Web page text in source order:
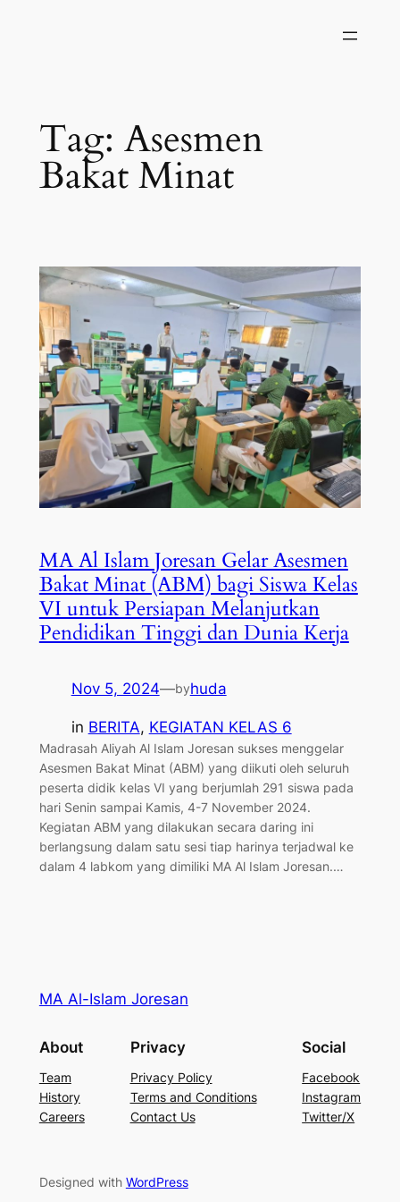
Tag: Asesmen
Bakat Minat
MA Al Islam Joresan Gelar Asesmen
Bakat Minat (ABM) bagi Siswa Kelas
VI untuk Persiapan Melanjutkan
Pendidikan Tinggi dan Dunia Kerja
Nov 5, 2024—byhuda
in BERITA, KEGIATAN KELAS 6
Madrasah Aliyah Al Islam Joresan sukses menggelar
Asesmen Bakat Minat (ABM) yang diikuti oleh seluruh
peserta didik kelas VI yang berjumlah 291 siswa pada
hari Senin sampai Kamis, 4-7 November 2024.
Kegiatan ABM yang dilakukan secara daring ini
berlangsung dalam satu sesi tiap harinya terjadwal ke
dalam 4 labkom yang dimiliki MA Al Islam Joresan.…
MA Al-Islam Joresan
About
Team
History
Careers
Privacy
Privacy Policy
Terms and Conditions
Contact Us
Social
Facebook
Instagram
Twitter/X
Designed with WordPress